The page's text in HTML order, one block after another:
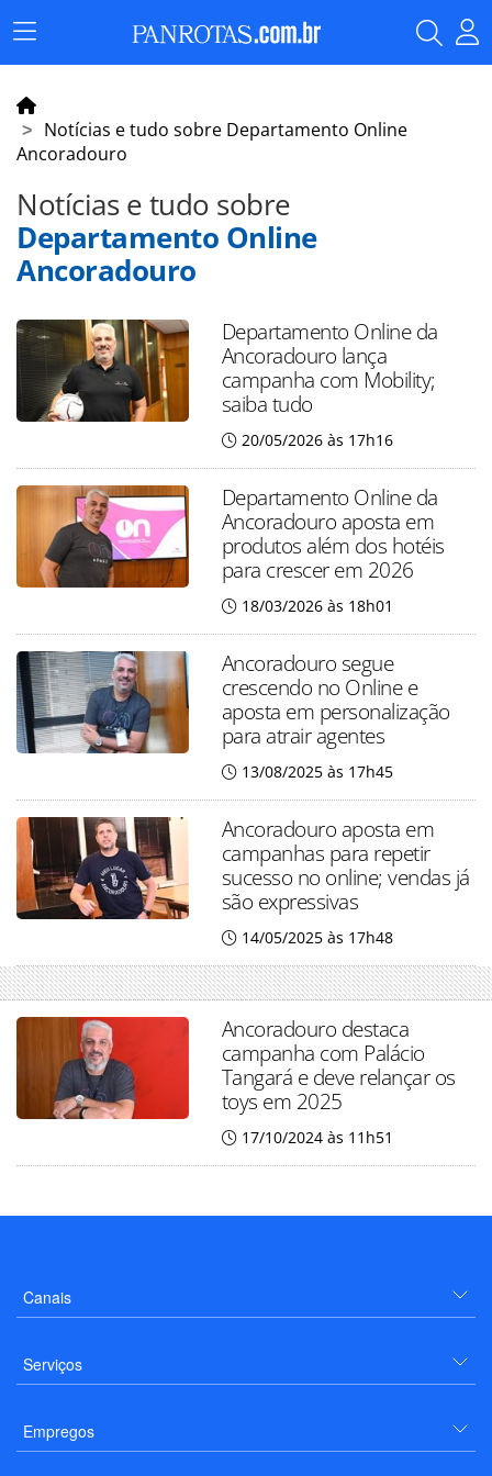
Menu
Principal
Notícias e tudo sobre Departamento Online
Ancoradouro
Notícias e tudo sobre
Departamento Online
Ancoradouro
Departamento Online da
Ancoradouro lança
campanha com Mobility;
saiba tudo
20/05/2026 às 17h16
Departamento Online da
Ancoradouro aposta em
produtos além dos hotéis
para crescer em 2026
18/03/2026 às 18h01
Ancoradouro segue
crescendo no Online e
aposta em personalização
para atrair agentes
13/08/2025 às 17h45
Ancoradouro aposta em
campanhas para repetir
sucesso no online; vendas já
são expressivas
14/05/2025 às 17h48
Ancoradouro destaca
campanha com Palácio
Tangará e deve relançar os
toys em 2025
17/10/2024 às 11h51
Canais
Serviços
Empregos